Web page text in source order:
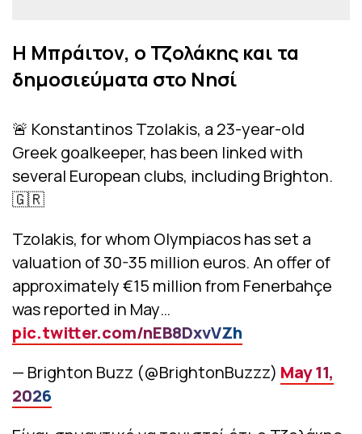
Η Μπράιτον, ο Τζολάκης και τα
δημοσιεύματα στο Νησί
🚨 Konstantinos Tzolakis, a 23-year-old
Greek goalkeeper, has been linked with
several European clubs, including Brighton.
🇬🇷
Tzolakis, for whom Olympiacos has set a
valuation of 30-35 million euros. An offer of
approximately €15 million from Fenerbahçe
was reported in May…
pic.twitter.com/nEB8DxvVZh
— Brighton Buzz (@BrightonBuzzz) May 11,
2026